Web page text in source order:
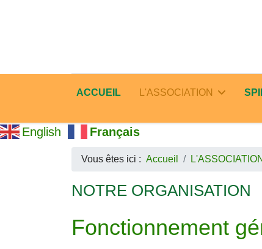
ACCUEIL L'ASSOCIATION
English Français
Vous êtes ici : Accueil L'ASSOCIATION
NOTRE ORGANISATION
Fonctionnement